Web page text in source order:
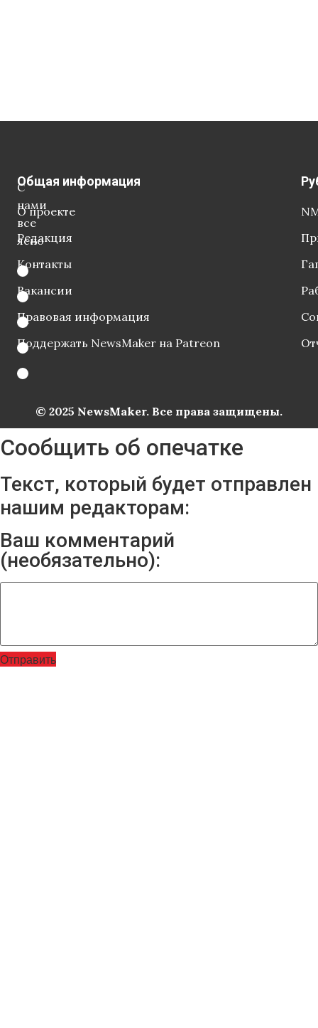
С
нами
все
ясно
Общая информация
О проекте
Редакция
Контакты
Вакансии
Правовая информация
Поддержать NewsMaker на Patreon
© 2025 NewsMaker. Все права защищены.
Сообщить об опечатке
Текст, который будет отправлен
нашим редакторам:
Ваш комментарий
(необязательно):
Отправить